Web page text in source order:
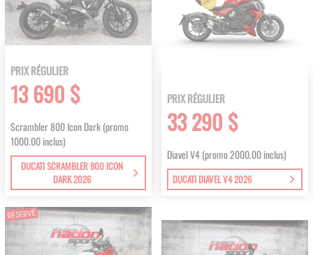
PRIX RÉGULIER
13 690 $
Scrambler 800 Icon Dark (promo
1000.00 inclus)
DUCATI SCRAMBLER 800 ICON
DARK 2026
PRIX RÉGULIER
33 290 $
Diavel V4 (promo 2000.00 inclus)
DUCATI DIAVEL V4 2026